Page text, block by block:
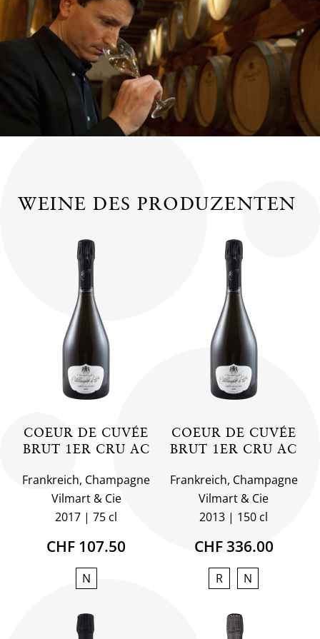
WEINE DES PRODUZENTEN
COEUR DE CUVÉE
BRUT 1ER CRU AC
Frankreich, Champagne
Vilmart & Cie
2017
75 cl
CHF 107.50
N
COEUR DE CUVÉE
BRUT 1ER CRU AC
Frankreich, Champagne
Vilmart & Cie
2013
150 cl
CHF 336.00
R N